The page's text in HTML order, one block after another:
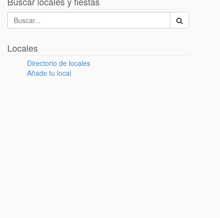
Locales
Directorio de locales
Añade tu local